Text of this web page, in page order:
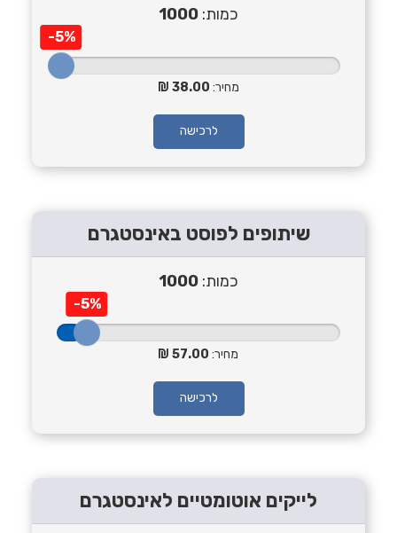
כמות: 1000
-5%
מחיר: 38.00
לרכישה
שיתופים לפוסט באינסטגרם
כמות: 1000
-5%
מחיר: 57.00
לרכישה
לייקים אוטומטיים לאינסטגרם